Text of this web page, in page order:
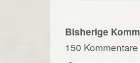
Bisherige
150 Kommentare